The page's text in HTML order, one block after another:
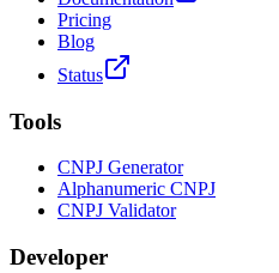
Pricing
Blog
Status
Tools
CNPJ Generator
Alphanumeric CNPJ
CNPJ Validator
Developer